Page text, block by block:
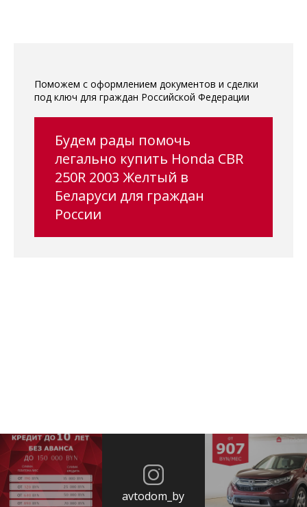
Поможем с оформлением документов и сделки
под ключ для граждан Российской Федерации
Будем рады помочь
легально купить Honda CBR
250R 2003 Желтый в
Беларуси для граждан
России
avtodom_by